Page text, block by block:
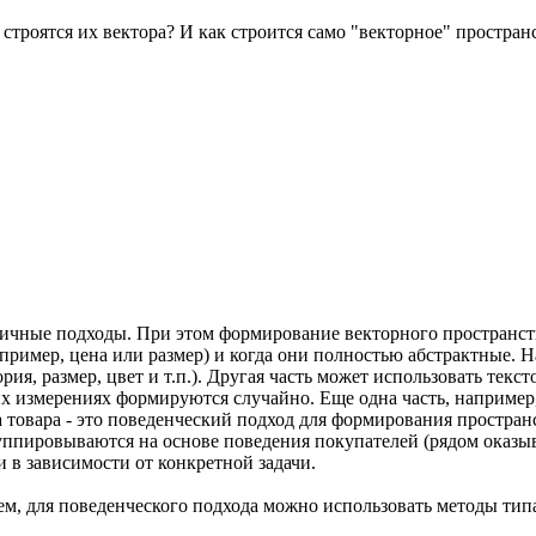
их вектора? И как строится само "векторное"
подходы. При этом формирование векторного
цена или размер) и когда они полностью абстрактные.
размер, цвет и т.п.). Другая часть может использовать
измерениях формируются случайно. Еще одна часть,
- это поведенческий подход для формирования
на основе поведения покупателей (рядом
зависимости от конкретной задачи.
для поведенческого подхода можно использовать методы